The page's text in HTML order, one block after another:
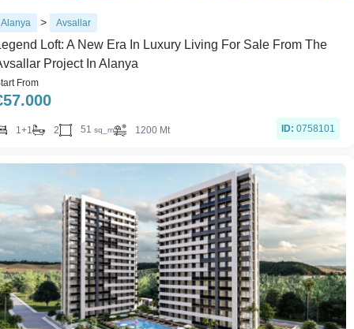
Alanya > Avsallar
Loft: A New Era In Luxury Living For Sale From The
Project In Alanya
From
57.000
1+1 2 51 sq_m 1200 Mt ID: 0758101